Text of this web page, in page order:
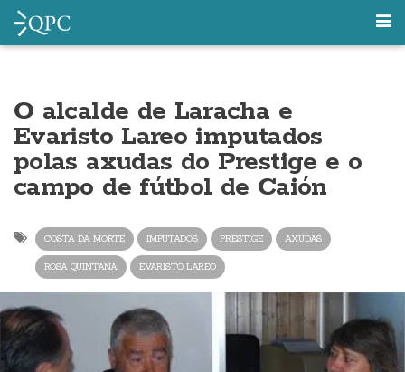
O alcalde de Laracha e
Evaristo Lareo imputados
polas axudas do Prestige e o
campo de fútbol de Caión
COSTA DA MORTE IMPUTADOS PRESTIGE AXUDAS
ROSA QUINTANA EVARISTO LAREO